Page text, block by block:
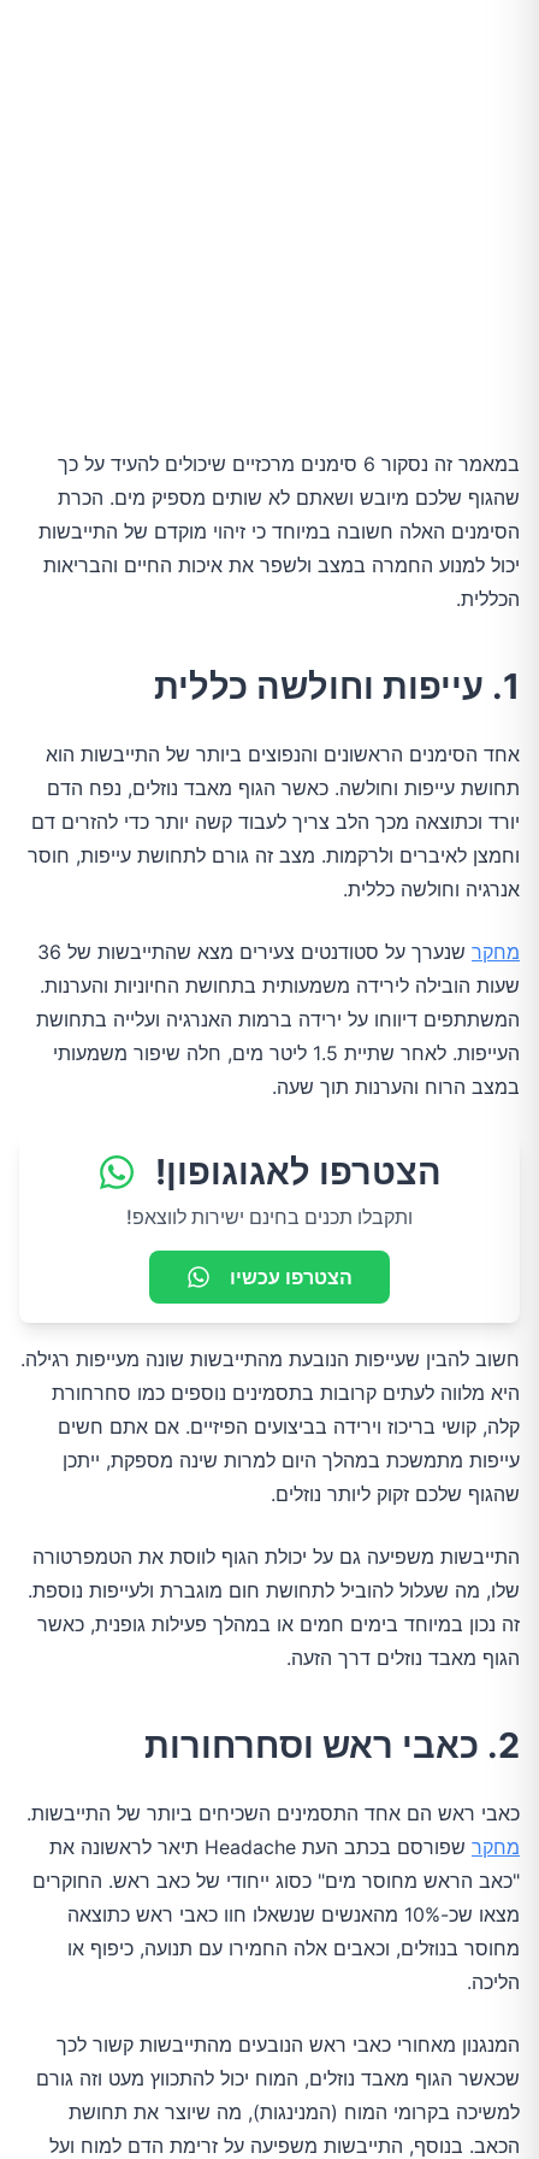
במאמר זה נסקור 6 סימנים מרכזיים שיכולים להעיד על כך
שהגוף שלכם מיובש ושאתם לא שותים מספיק מים. הכרת
הסימנים האלה חשובה במיוחד כי זיהוי מוקדם של התייבשות
יכול למנוע החמרה במצב ולשפר את איכות החיים והבריאות
הכללית.
1. עייפות וחולשה כללית
אחד הסימנים הראשונים והנפוצים ביותר של התייבשות הוא
תחושת עייפות וחולשה. כאשר הגוף מאבד נוזלים, נפח הדם
יורד וכתוצאה מכך הלב צריך לעבוד קשה יותר כדי להזרים דם
וחמצן לאיברים ולרקמות. מצב זה גורם לתחושת עייפות, חוסר
אנרגיה וחולשה כללית.
מחקר
שנערך על סטודנטים צעירים מצא שהתייבשות של 36
שעות הובילה לירידה משמעותית בתחושת החיוניות והערנות.
המשתתפים דיווחו על ירידה ברמות האנרגיה ועלייה בתחושת
העייפות. לאחר שתיית 1.5 ליטר מים, חלה שיפור משמעותי
במצב הרוח והערנות תוך שעה.
הצטרפו לאגוגופון!
ותקבלו תכנים בחינם ישירות לווצאפ!
הצטרפו עכשיו
חשוב להבין שעייפות הנובעת מהתייבשות שונה מעייפות רגילה.
היא מלווה לעתים קרובות בתסמינים נוספים כמו סחרחורת
קלה, קושי בריכוז וירידה בביצועים הפיזיים. אם אתם חשים
עייפות מתמשכת במהלך היום למרות שינה מספקת, ייתכן
שהגוף שלכם זקוק ליותר נוזלים.
התייבשות משפיעה גם על יכולת הגוף לווסת את הטמפרטורה
שלו, מה שעלול להוביל לתחושת חום מוגברת ולעייפות נוספת.
זה נכון במיוחד בימים חמים או במהלך פעילות גופנית, כאשר
הגוף מאבד נוזלים דרך הזעה.
2. כאבי ראש וסחרחורות
כאבי ראש הם אחד התסמינים השכיחים ביותר של התייבשות.
מחקר
שפורסם בכתב העת Headache תיאר לראשונה את
"כאב הראש מחוסר מים" כסוג ייחודי של כאב ראש. החוקרים
מצאו שכ-10% מהאנשים שנשאלו חוו כאבי ראש כתוצאה
מחוסר בנוזלים, וכאבים אלה החמירו עם תנועה, כיפוף או
הליכה.
המנגנון מאחורי כאבי ראש הנובעים מהתייבשות קשור לכך
שכאשר הגוף מאבד נוזלים, המוח יכול להתכווץ מעט וזה גורם
למשיכה בקרומי המוח (המנינגות), מה שיוצר את תחושת
הכאב. בנוסף, התייבשות משפיעה על זרימת הדם למוח ועל